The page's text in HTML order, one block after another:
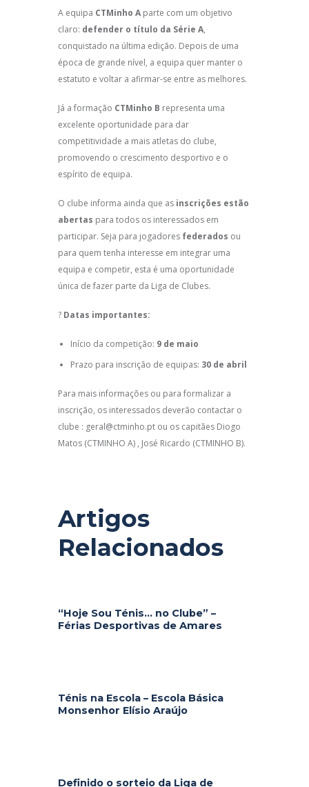
A equipa CTMinho A parte com um objetivo
claro: defender o título da Série A,
conquistado na última edição. Depois de uma
época de grande nível, a equipa quer manter o
estatuto e voltar a afirmar-se entre as melhores.
Já a formação CTMinho B representa uma
excelente oportunidade para dar
competitividade a mais atletas do clube,
promovendo o crescimento desportivo e o
espírito de equipa.
O clube informa ainda que as inscrições estão
abertas para todos os interessados em
participar. Seja para jogadores federados ou
para quem tenha interesse em integrar uma
equipa e competir, esta é uma oportunidade
única de fazer parte da Liga de Clubes.
? Datas importantes:
Início da competição: 9 de maio
Prazo para inscrição de equipas: 30 de abril
Para mais informações ou para formalizar a
inscrição, os interessados deverão contactar o
clube : geral@ctminho.pt ou os capitães Diogo
Matos (CTMINHO A) , José Ricardo (CTMINHO B).
Artigos
Relacionados
“Hoje Sou Ténis… no Clube” –
Férias Desportivas de Amares
Ténis na Escola – Escola Básica
Monsenhor Elísio Araújo
Definido o sorteio da Liga de